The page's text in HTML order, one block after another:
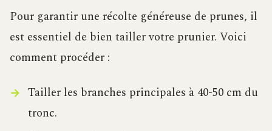
Pour garantir une récolte généreuse de prunes, il
est essentiel de bien tailler votre prunier. Voici
comment procéder :
Tailler les branches principales à 40-50 cm du
tronc.